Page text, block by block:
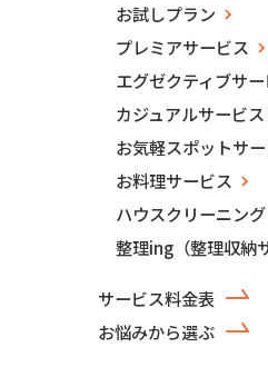
お試しプラン
プレミアサービス
エグゼクティブサ
カジュアルサービス
お気軽スポットサ
お料理サービス
ハウスクリーニング
整理ing（整理収納
サービス料金表
お悩みから選ぶ